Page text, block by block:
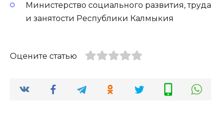
Министерство социального развития, труда
и занятости Республики Калмыкия
Оцените статью